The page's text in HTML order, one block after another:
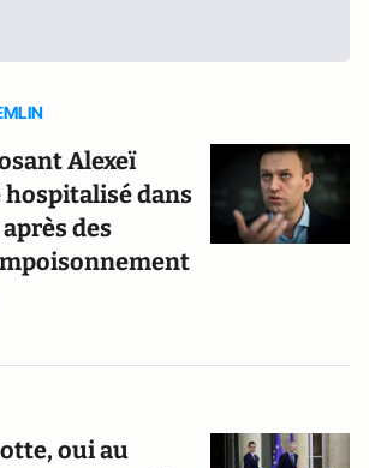
Alexeï
hospitalisé dans
des
oui au